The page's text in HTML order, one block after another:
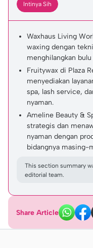
Intinya Sih
Waxhaus Living
waxing dengan
menghilangkan
Fruitywax di Plaza
menyediakan
spa, lash service,
nyaman.
Ameline Beauty &
strategis dan
nyaman dengan
bidangnya masing-
This section summary
editorial team.
Share Article